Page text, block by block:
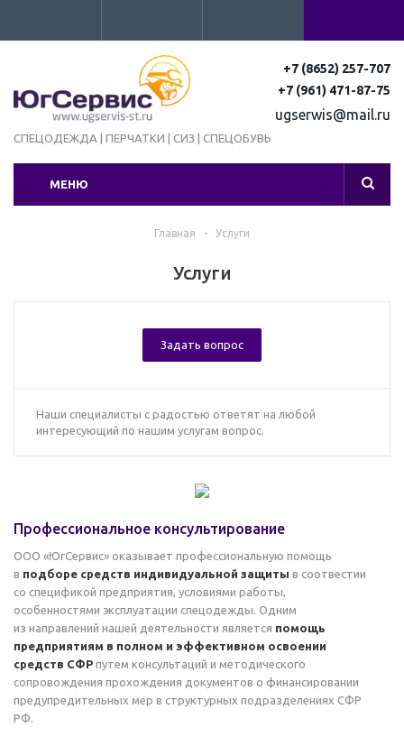
+7 (8652) 257-707
+7 (961) 471-87-75
ugserwis@mail.ru
СПЕЦОДЕЖДА | ПЕРЧАТКИ | СИЗ | СПЕЦОБУВЬ
МЕНЮ
Главная - Услуги
Услуги
Задать вопрос
Наши специалисты с радостью ответят на любой
интересующий по нашим услугам вопрос.
Профессиональное консультирование
ООО «ЮгСервис» оказывает профессиональную помощь
в подборе средств индивидуальной защиты в соотвестии
со спецификой предприятия, условиями работы,
особенностями эксплуатации спецодежды. Одним
из направлений нашей деятельности является помощь
предприятиям в полном и эффективном освоении
средств СФР путем консультаций и методического
сопровождения прохождения документов о финансировании
предупредительных мер в структурных подразделениях СФР
РФ.